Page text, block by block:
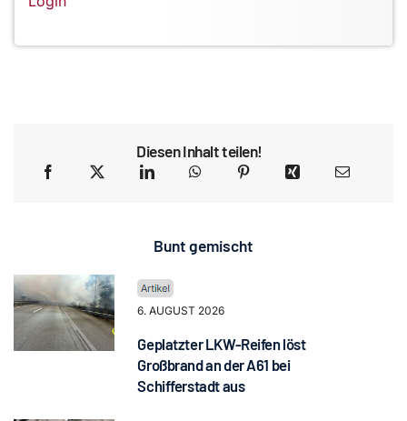
Diesen Inhalt teilen!
Bunt gemischt
6. AUGUST 2026
Geplatzter LKW-Reifen löst
Großbrand an der A61 bei
Schifferstadt aus